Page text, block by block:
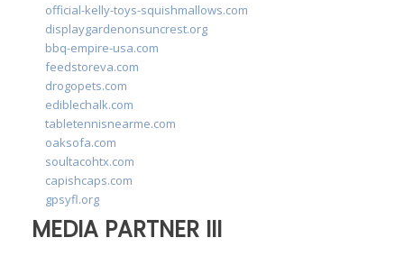
official-kelly-toys-squishmallows.com
displaygardenonsuncrest.org
bbq-empire-usa.com
feedstoreva.com
drogopets.com
ediblechalk.com
tabletennisnearme.com
oaksofa.com
soultacohtx.com
capishcaps.com
gpsyfl.org
MEDIA PARTNER III